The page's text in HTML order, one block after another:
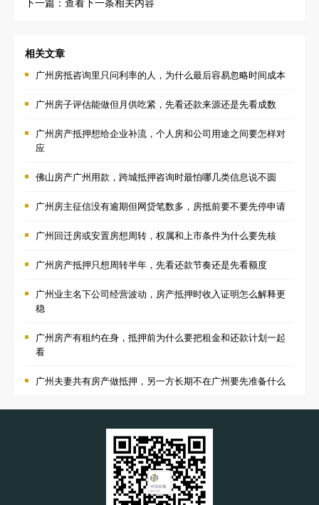
相关文章
广州房抵咨询里只问利率的人，为什么最后容易忽略时间成本
广州房子评估能做但月供吃紧，先看还款来源还是先看成数
广州房产抵押想给企业补流，个人房和公司用途之间要怎样对
应
佛山房产广州用款，跨城抵押咨询时最怕哪几类信息说不圆
广州房主征信没有逾期但网贷笔数多，房抵前要不要先停申请
广州回迁房或安置房想周转，权属和上市条件为什么要先核
广州房产抵押只想周转半年，先看还款节奏还是先看额度
广州业主名下公司经营波动，房产抵押时收入证明怎么解释更
稳
广州房产有租约在身，抵押前为什么要把租金和还款计划一起
看
广州夫妻共有房产做抵押，另一方长期不在广州要先准备什么